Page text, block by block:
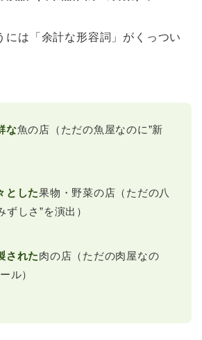
には「余計な形容詞」がくっつい
な魚の店（ただの魚屋なのに”新
とした果物・野菜の店（ただの八
しさ”を演出）
された肉の店（ただの肉屋なの
ル）